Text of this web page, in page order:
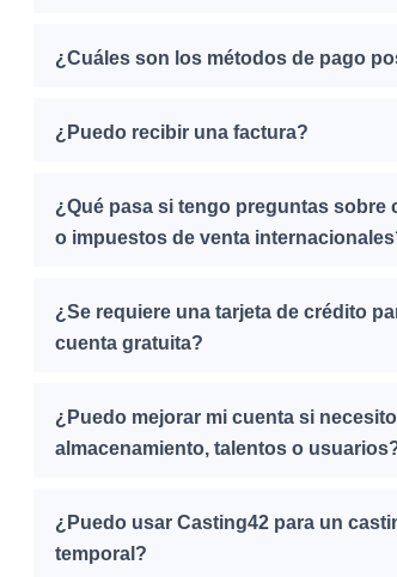
¿Cuáles son los métodos de pago
¿Puedo recibir una factura?
¿Qué pasa si tengo preguntas sobre
o impuestos de venta
¿Se requiere una tarjeta de crédito
cuenta gratuita?
¿Puedo mejorar mi cuenta si
almacenamiento, talentos o
¿Puedo usar Casting42 para un
temporal?